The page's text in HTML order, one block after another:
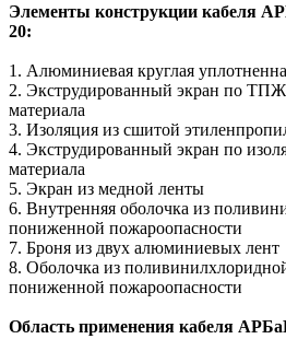
Элементы конструкции кабеля
20:
1. Алюминиевая круглая
2. Экструдированный экран по
материала
3. Изоляция из сшитой
4. Экструдированный экран по
материала
5. Экран из медной ленты
6. Внутренняя оболочка из
пониженной пожароопасности
7. Броня из двух алюминиевых лент
8. Оболочка из
пониженной пожароопасности
Область применения кабеля